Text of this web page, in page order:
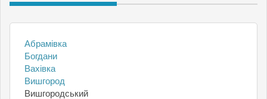
Абрамівка
Богдани
Вахівка
Вишгород
Вишгородський